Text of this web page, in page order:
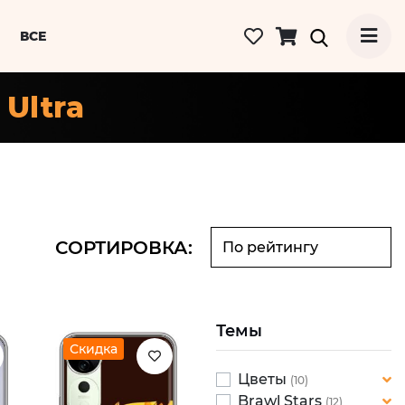
ВСЕ
Ultra
СОРТИРОВКА:
Скидка
Темы
Цветы (10)
Ромашки
Brawl Stars (12)